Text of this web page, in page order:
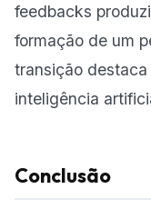
feedbacks
formação de um
transição
inteligência
Conclusão